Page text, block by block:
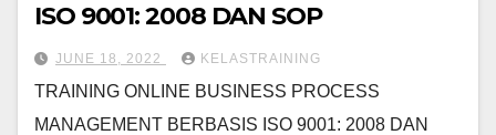
ISO 9001: 2008 DAN SOP
JUNE 18, 2022 KELASTRAINING
TRAINING ONLINE BUSINESS PROCESS
MANAGEMENT BERBASIS ISO 9001: 2008 DAN